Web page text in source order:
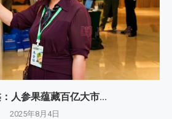
人参果蕴藏百亿大市...
2025年8月4日